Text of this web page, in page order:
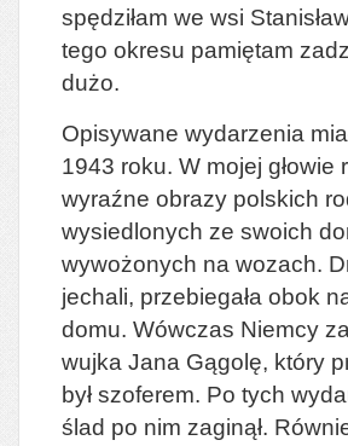
spędziłam we wsi
tego okresu pamiętam
dużo.
Opisywane wydarzenia
1943 roku. W mojej głowie
wyraźne obrazy polskich
wysiedlonych ze swoich
wywożonych na wozach.
jechali, przebiegała obok
domu. Wówczas Niemcy
wujka Jana Gągolę, który
był szoferem. Po tych
ślad po nim zaginął.